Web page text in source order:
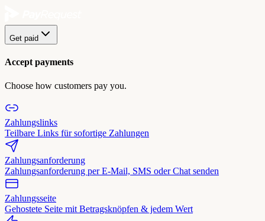
Get paid
Accept payments
Choose how customers pay you.
Zahlungslinks
Teilbare Links für sofortige Zahlungen
Zahlungsanforderung
Zahlungsanforderung per E-Mail, SMS oder Chat senden
Zahlungsseite
Gehostete Seite mit Betragsknöpfen & jedem Wert